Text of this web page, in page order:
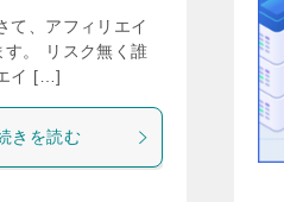
て、アフィリエイ
す。 リスク無く誰
イ […]
きを読む